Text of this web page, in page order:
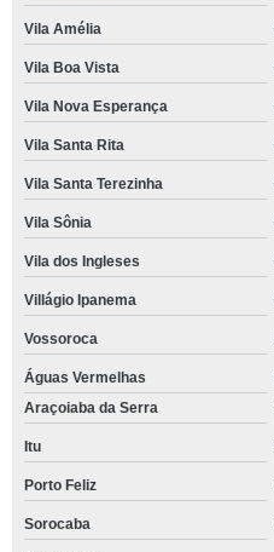
Vila Amélia
Vila Boa Vista
Vila Nova Esperança
Vila Santa Rita
Vila Santa Terezinha
Vila Sônia
Vila dos Ingleses
Villágio Ipanema
Vossoroca
Águas Vermelhas
Araçoiaba da Serra
Itu
Porto Feliz
Sorocaba